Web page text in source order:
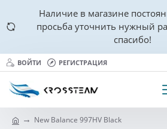
Наличие в магазине
просьба уточнить нужный
спасибо!
ВОЙТИ РЕГИСТРАЦИЯ
New Balance 997HV Black